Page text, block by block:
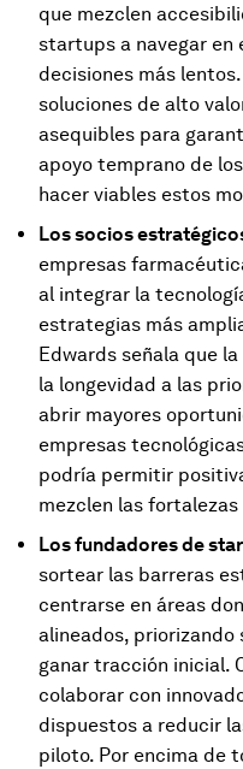
que mezclen
startups a navegar en
decisiones más
soluciones de alto
asequibles para
apoyo temprano de
hacer viables estos
Los socios
empresas
al integrar la
estrategias más
Edwards señala que
la longevidad a las
abrir mayores
empresas
podría permitir
mezclen las
Los fundadores de
sortear las barreras
centrarse en áreas
alineados, priorizando
ganar tracción inicial.
colaborar con
dispuestos a reducir
piloto. Por encima de